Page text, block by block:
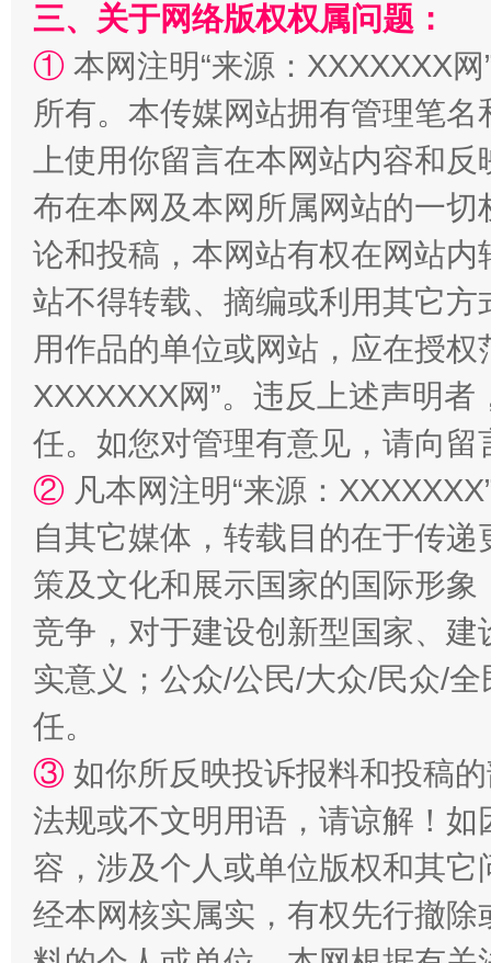
扯下公款旅游的“隐身衣” 如何以
三、关于网络版权权属问题：
① 本网注明“来源：XXXXXXX
所有。本传媒网站拥有管理笔
上使用你留言在本网站内容和
布在本网及本网所属网站的一
论和投稿，本网站有权在网站
站不得转载、摘编或利用其它
用作品的单位或网站，应在授
XXXXXXX网”。违反上述声明
任。如您对管理有意见，请向
② 凡本网注明“来源：
自其它媒体，转载目的在于传
策及文化和展示国家的国际形
竞争，对于建设创新型国家、
实意义；公众/公民/大众/民众/
任。
③ 如你所反映投诉报料和投稿
法规或不文明用语，请谅解！
容，涉及个人或单位版权和其它
经本网核实属实，有权先行撤